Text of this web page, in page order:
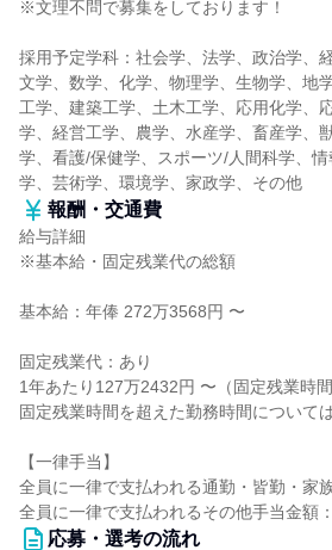
※文理不問で募集をしております！
採用予定学科：社会学、法学、政治学、
文学、数学、化学、物理学、生物学、地
工学、建築工学、土木工学、応用化学、
学、経営工学、農学、水産学、畜産学、
学、看護/保健学、スポーツ/人間科学、
学、芸術学、環境学、家政学、その他
報酬・交通費
給与詳細
※基本給・固定残業代の総額
基本給：年俸 272万3568円 〜
固定残業代：あり
1年あたり127万2432円 〜（固定残業時
固定残業時間を超えた勤務時間について
【一律手当】
全員に一律で支払われる通勤・皆勤・家
全員に一律で支払われるその他手当金額
応募・選考の流れ